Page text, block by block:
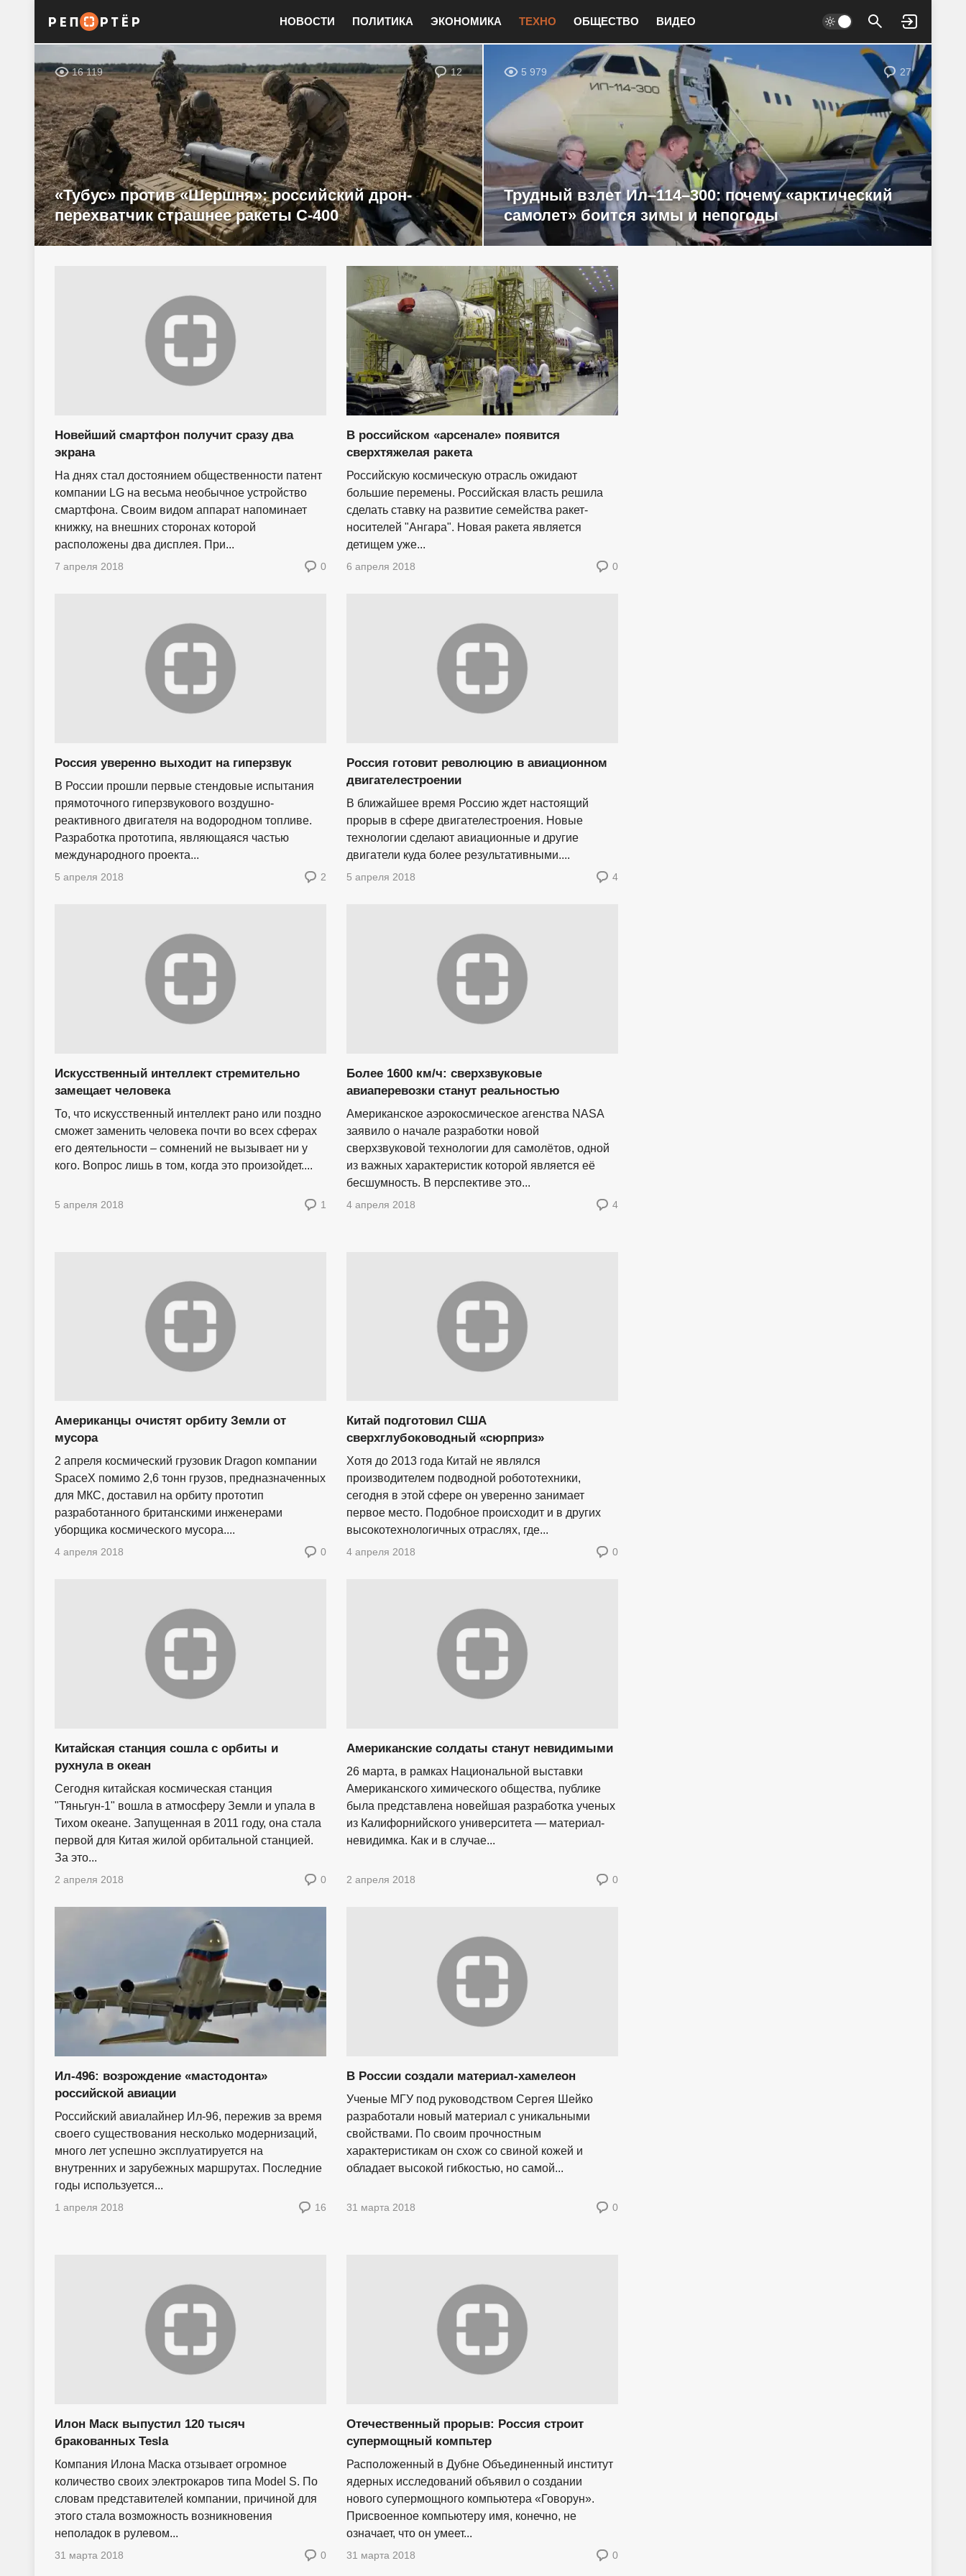
НОВОСТИ ПОЛИТИКА ЭКОНОМИКА ТЕХНО ОБЩЕСТВО ВИДЕО
Войти
16 119 12
«Тубус» против «Шершня»: российский дрон-
перехватчик страшнее ракеты С-400
5 979 27
Трудный взлет Ил–114–300: почему «арктический
самолет» боится зимы и непогоды
Новейший смартфон получит сразу два
экрана
На днях стал достоянием общественности патент
компании LG на весьма необычное устройство
смартфона. Своим видом аппарат напоминает
книжку, на внешних сторонах которой
расположены два дисплея. При...
7 апреля 2018 0
В российском «арсенале» появится
сверхтяжелая ракета
Российскую космическую отрасль ожидают
большие перемены. Российская власть решила
сделать ставку на развитие семейства ракет-
носителей "Ангара". Новая ракета является
детищем уже...
6 апреля 2018 0
Россия уверенно выходит на гиперзвук
В России прошли первые стендовые испытания
прямоточного гиперзвукового воздушно-
реактивного двигателя на водородном топливе.
Разработка прототипа, являющаяся частью
международного проекта...
5 апреля 2018 2
Россия готовит революцию в авиационном
двигателестроении
В ближайшее время Россию ждет настоящий
прорыв в сфере двигателестроения. Новые
технологии сделают авиационные и другие
двигатели куда более результативными....
5 апреля 2018 4
Искусственный интеллект стремительно
замещает человека
То, что искусственный интеллект рано или поздно
сможет заменить человека почти во всех сферах
его деятельности – сомнений не вызывает ни у
кого. Вопрос лишь в том, когда это произойдет....
5 апреля 2018 1
Более 1600 км/ч: сверхзвуковые
авиаперевозки станут реальностью
Американское аэрокосмическое агенства NASA
заявило о начале разработки новой
сверхзвуковой технологии для самолётов, одной
из важных характеристик которой является её
бесшумность. В перспективе это...
4 апреля 2018 4
Американцы очистят орбиту Земли от
мусора
2 апреля космический грузовик Dragon компании
SpaceX помимо 2,6 тонн грузов, предназначенных
для МКС, доставил на орбиту прототип
разработанного британскими инженерами
уборщика космического мусора....
4 апреля 2018 0
Китай подготовил США
сверхглубоководный «сюрприз»
Хотя до 2013 года Китай не являлся
производителем подводной робототехники,
сегодня в этой сфере он уверенно занимает
первое место. Подобное происходит и в других
высокотехнологичных отраслях, где...
4 апреля 2018 0
Китайская станция сошла с орбиты и
рухнула в океан
Сегодня китайская космическая станция
"Тяньгун-1" вошла в атмосферу Земли и упала в
Тихом океане. Запущенная в 2011 году, она стала
первой для Китая жилой орбитальной станцией.
За это...
2 апреля 2018 0
Американские солдаты станут невидимыми
26 марта, в рамках Национальной выставки
Американского химического общества, публике
была представлена новейшая разработка ученых
из Калифорнийского университета — материал-
невидимка. Как и в случае...
2 апреля 2018 0
Ил-496: возрождение «мастодонта»
российской авиации
Российский авиалайнер Ил-96, пережив за время
своего существования несколько модернизаций,
много лет успешно эксплуатируется на
внутренних и зарубежных маршрутах. Последние
годы используется...
1 апреля 2018 16
В России создали материал-хамелеон
Ученые МГУ под руководством Сергея Шейко
разработали новый материал с уникальными
свойствами. По своим прочностным
характеристикам он схож со свиной кожей и
обладает высокой гибкостью, но самой...
31 марта 2018 0
Илон Маск выпустил 120 тысяч
бракованных Tesla
Компания Илона Маска отзывает огромное
количество своих электрокаров типа Model S. По
словам представителей компании, причиной для
этого стала возможность возникновения
неполадок в рулевом...
31 марта 2018 0
Отечественный прорыв: Россия строит
супермощный компьтер
Расположенный в Дубне Объединенный институт
ядерных исследований объявил о создании
нового супермощного компьютера «Говорун».
Присвоенное компьютеру имя, конечно, не
означает, что он умеет...
31 марта 2018 0